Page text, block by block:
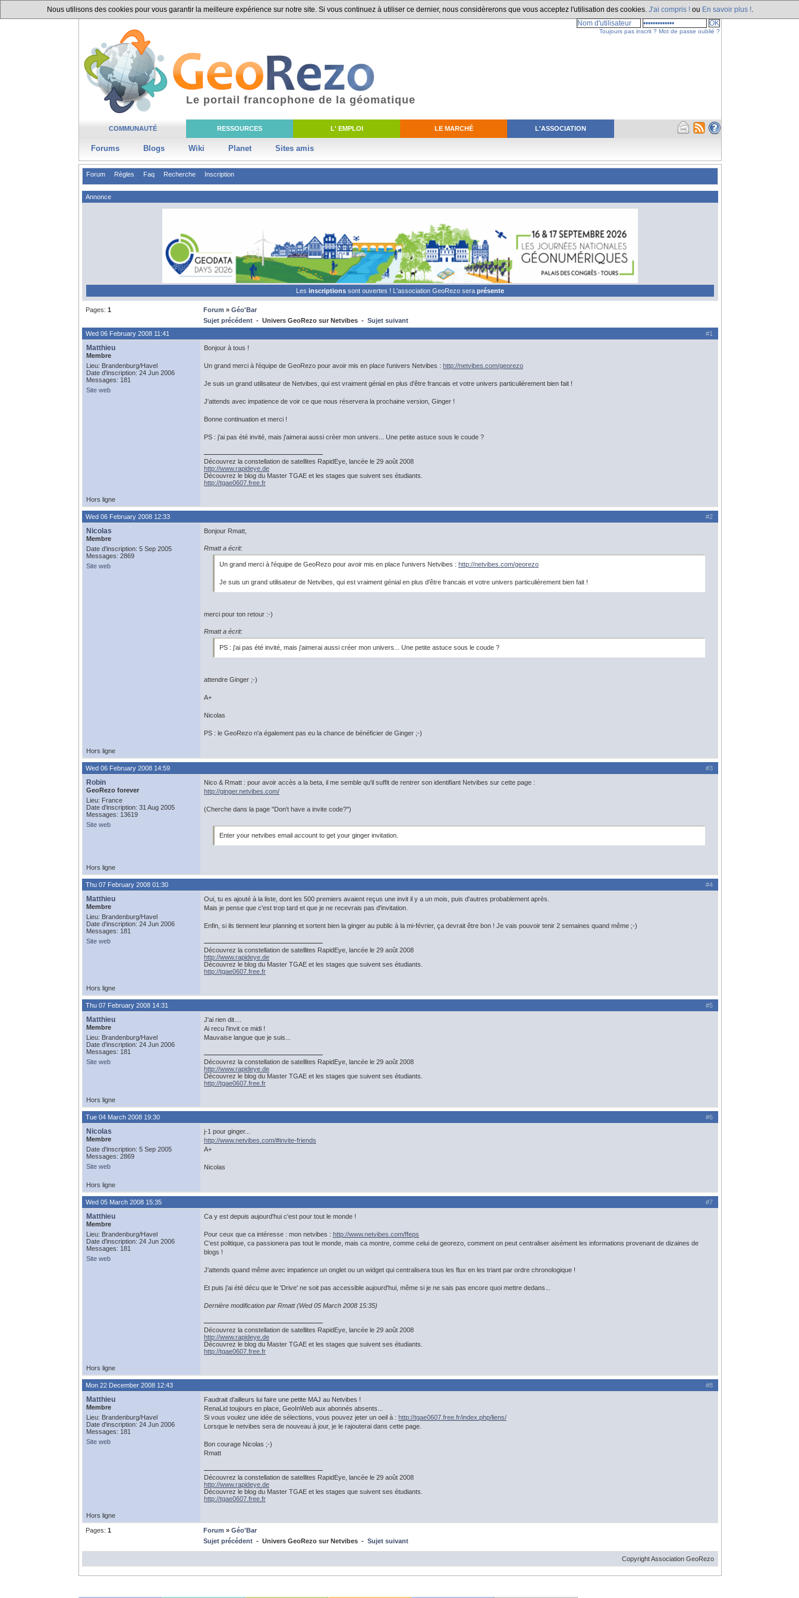
Nous utilisons des cookies pour vous garantir la meilleure expérience sur notre site. Si vous continuez à utiliser ce dernier, nous considèrerons que vous acceptez l'utilisation des cookies. J'ai compris ! ou En savoir plus !
COMMUNAUTÉ RESSOURCES L' EMPLOI LE MARCHÉ L'ASSOCIATION
Forums Blogs Wiki Planet Sites amis
Le portail francophone de la géomatique
Toujours pas inscrit ? Mot de passe oublié ?
Forum Règles Faq Recherche Inscription
Annonce
Les inscriptions sont ouvertes ! L'association GeoRezo sera présente
Pages: 1 Forum » Géo'Bar
Sujet précédent - Univers GeoRezo sur Netvibes - Sujet suivant
#1
Wed 06 February 2008 11:41
Matthieu
Membre
Lieu: Brandenburg/Havel
Date d'inscription: 24 Jun 2006
Messages: 181
Site web
Bonjour à tous !
Un grand merci à l'équipe de GeoRezo pour avoir mis en place l'univers Netvibes : http://netvibes.com/georezo
Je suis un grand utilisateur de Netvibes, qui est vraiment génial en plus d'être francais et votre univers particulièrement bien fait !
J'attends avec impatience de voir ce que nous réservera la prochaine version, Ginger !
Bonne continuation et merci !
PS : j'ai pas été invité, mais j'aimerai aussi créer mon univers... Une petite astuce sous le coude ?
Découvrez la constellation de satellites RapidEye, lancée le 29 août 2008
http://www.rapideye.de
Découvrez le blog du Master TGAE et les stages que suivent ses étudiants.
http://tgae0607.free.fr
Hors ligne
#2
Wed 06 February 2008 12:33
Nicolas
Membre
Date d'inscription: 5 Sep 2005
Messages: 2869
Site web
Bonjour Rmatt,
Rmatt a écrit:
Un grand merci à l'équipe de GeoRezo pour avoir mis en place l'univers Netvibes : http://netvibes.com/georezo
Je suis un grand utilisateur de Netvibes, qui est vraiment génial en plus d'être francais et votre univers particulièrement bien fait !
merci pour ton retour :-)
Rmatt a écrit:
PS : j'ai pas été invité, mais j'aimerai aussi créer mon univers... Une petite astuce sous le coude ?
attendre Ginger ;-)
A+
Nicolas
PS : le GeoRezo n'a également pas eu la chance de bénéficier de Ginger ;-)
Hors ligne
#3
Wed 06 February 2008 14:59
Robin
GeoRezo forever
Lieu: France
Date d'inscription: 31 Aug 2005
Messages: 13619
Site web
Nico & Rmatt : pour avoir accès a la beta, il me semble qu'il suffit de rentrer son identifiant Netvibes sur cette page :
http://ginger.netvibes.com/
(Cherche dans la page "Don't have a invite code?")
Enter your netvibes email account to get your ginger invitation.
Hors ligne
#4
Thu 07 February 2008 01:30
Matthieu
Membre
Lieu: Brandenburg/Havel
Date d'inscription: 24 Jun 2006
Messages: 181
Site web
Oui, tu es ajouté à la liste, dont les 500 premiers avaient reçus une invit il y a un mois, puis d'autres probablement après.
Mais je pense que c'est trop tard et que je ne recevrais pas d'invitation.
Enfin, si ils tiennent leur planning et sortent bien la ginger au public à la mi-février, ça devrait être bon ! Je vais pouvoir tenir 2 semaines quand même ;-)
Découvrez la constellation de satellites RapidEye, lancée le 29 août 2008
http://www.rapideye.de
Découvrez le blog du Master TGAE et les stages que suivent ses étudiants.
http://tgae0607.free.fr
Hors ligne
#5
Thu 07 February 2008 14:31
Matthieu
Membre
Lieu: Brandenburg/Havel
Date d'inscription: 24 Jun 2006
Messages: 181
Site web
J'ai rien dit....
Ai recu l'invit ce midi !
Mauvaise langue que je suis...
Découvrez la constellation de satellites RapidEye, lancée le 29 août 2008
http://www.rapideye.de
Découvrez le blog du Master TGAE et les stages que suivent ses étudiants.
http://tgae0607.free.fr
Hors ligne
#6
Tue 04 March 2008 19:30
Nicolas
Membre
Date d'inscription: 5 Sep 2005
Messages: 2869
Site web
j-1 pour ginger...
http://www.netvibes.com/#invite-friends
A+
Nicolas
Hors ligne
#7
Wed 05 March 2008 15:35
Matthieu
Membre
Lieu: Brandenburg/Havel
Date d'inscription: 24 Jun 2006
Messages: 181
Site web
Ca y est depuis aujourd'hui c'est pour tout le monde !
Pour ceux que ca intéresse : mon netvibes : http://www.netvibes.com/ffeps
C'est politique, ca passionera pas tout le monde, mais ca montre, comme celui de georezo, comment on peut centraliser aisément les informations provenant de dizaines de
blogs !
J'attends quand même avec impatience un onglet ou un widget qui centralisera tous les flux en les triant par ordre chronologique !
Et puis j'ai été décu que le 'Drive' ne soit pas accessible aujourd'hui, même si je ne sais pas encore quoi mettre dedans...
Dernière modification par Rmatt (Wed 05 March 2008 15:35)
Découvrez la constellation de satellites RapidEye, lancée le 29 août 2008
http://www.rapideye.de
Découvrez le blog du Master TGAE et les stages que suivent ses étudiants.
http://tgae0607.free.fr
Hors ligne
#8
Mon 22 December 2008 12:43
Matthieu
Membre
Lieu: Brandenburg/Havel
Date d'inscription: 24 Jun 2006
Messages: 181
Site web
Faudrait d'ailleurs lui faire une petite MAJ au Netvibes !
RenaLid toujours en place, GeoInWeb aux abonnés absents...
Si vous voulez une idée de sélections, vous pouvez jeter un oeil à : http://tgae0607.free.fr/index.php/liens/
Lorsque le netvibes sera de nouveau à jour, je le rajouterai dans cette page.
Bon courage Nicolas ;-)
Rmatt
Découvrez la constellation de satellites RapidEye, lancée le 29 août 2008
http://www.rapideye.de
Découvrez le blog du Master TGAE et les stages que suivent ses étudiants.
http://tgae0607.free.fr
Hors ligne
Pages: 1 Forum » Géo'Bar
Sujet précédent - Univers GeoRezo sur Netvibes - Sujet suivant
Copyright Association GeoRezo